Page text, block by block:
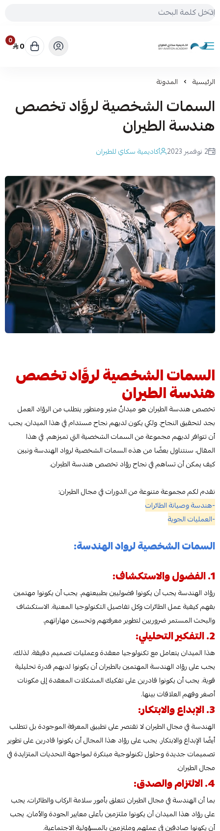
أكاديمية سكاي للطيران
0 0
الرئيسية المدونة
السمات الشخصية لروَّاد تخصص
هندسة الطيران
2 نوفمبر 2023 أكاديمية سكاي للطيران
السمات الشخصية لروَّاد تخصص
هندسة الطيران
تخصص هندسة الطيران هو ميدانٌ مثير ومتطور يتطلب من الروّاد العمل
بجد لتحقيق النجاح. ولكي يكون لديهم نجاح مستدام في هذا الميدان، يجب
أن تتوافر لديهم مجموعة من السمات الشخصية التي تميزهم. في هذا
المقال، سنتناول بعضًا من هذه السمات الشخصية لرواد الهندسة ونبين
كيف يمكن أن تساهم في نجاح روّاد تخصص هندسة الطيران.
نقدم لكم مجموعة متنوعة من الدورات في مجال الطيران:
-هندسة وصيانة الطائرات
-العمليات الجوية
السمات الشخصية لرواد الهندسة:
1. الفضول والاستكشاف:
روّاد الهندسة يجب أن يكونوا فضوليين بطبيعتهم. يجب أن يكونوا مهتمين
بفهم كيفية عمل الطائرات وكل تفاصيل التكنولوجيا المعنية. الاستكشاف
والبحث المستمر ضروريين لتطوير معرفتهم وتحسين مهاراتهم.
2. التفكير التحليلي:
هذا الميدان يتعامل مع تكنولوجيا معقدة وعمليات تصميم دقيقة. لذلك،
يجب على روّاد الهندسة المهتمين بالطيران أن يكونوا لديهم قدرة تحليلية
قوية. يجب أن يكونوا قادرين على تفكيك المشكلات المعقدة إلى مكونات
أصغر وفهم العلاقات بينها.
3. الإبداع والابتكار:
الهندسة في مجال الطيران لا تقتصر على تطبيق المعرفة الموجودة بل تتطلب
أيضًا الإبداع والابتكار. يجب على روّاد هذا المجال أن يكونوا قادرين على تطوير
تصميمات جديدة وحلول تكنولوجية مبتكرة لمواجهة التحديات المتزايدة في
مجال الطيران.
4. الالتزام والصدق:
بما أن الهندسة في مجال الطيران تتعلق بأمور سلامة الركاب والطائرات، يجب
على روّاد هذا الميدان أن يكونوا ملتزمين بأعلى معايير الجودة والأمان. يجب
أن يكونوا صادقين في عملهم وملتزمين بالمسؤولية الاجتماعية.